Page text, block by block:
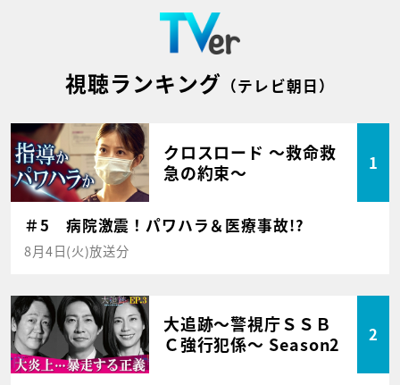
視聴ランキング （テレビ朝日）
クロスロード ～救命救
急の約束～
1
＃5 病院激震！パワハラ＆医療事故!?
8月4日(火)放送分
大追跡～警視庁ＳＳＢ
Ｃ強行犯係～ Season2
2